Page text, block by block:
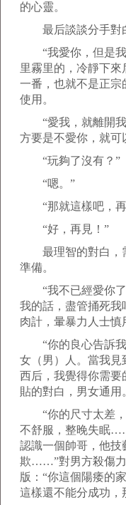
的心靈。
最后談談分手對
“我愛你，但是我
里霧里的，冷靜下
一番，也就不是正宗
使用。
“愛我，就離開我
方要是不愛你，就可
“玩夠了沒有？”
“嗯。”
“那就這樣吧，再
“好，再見！”
最理智的對白，
準備。
“我不已經愛你了
我的話，盡管捅死
肉計，暈暴力人士慎
“你的良心告訴我
女（男）人。當我見
西后，我覺得你需要
貼的對白，男女通用
“你的尺寸太差，
不舒服，整晚失眠
認識一個帥哥，他技
欺……”對男方殺傷力
版：“你這個陽痿的
這樣還不能分成功，